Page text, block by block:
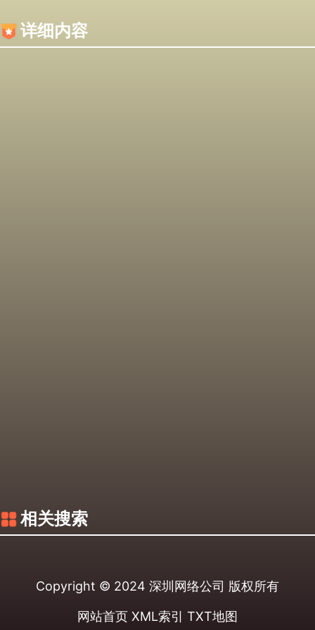
详细内容
相关搜索
Copyright © 2024 深圳网络公司 版权所有
网站首页 XML索引 TXT地图